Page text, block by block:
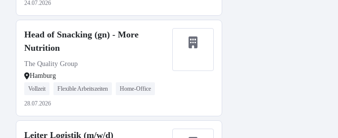
24.07.2026
Head of Snacking (gn) - More
Nutrition
The Quality Group
Hamburg
Vollzeit Flexible Arbeitszeiten Home-Office
28.07.2026
Leiter Logistik (m/w/d)